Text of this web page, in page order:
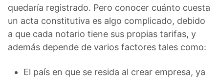
quedaría registrado. Pero conocer cuánto cuesta
un acta constitutiva es algo complicado, debido
a que cada notario tiene sus propias tarifas, y
además depende de varios factores tales como:
El país en que se resida al crear empresa, ya